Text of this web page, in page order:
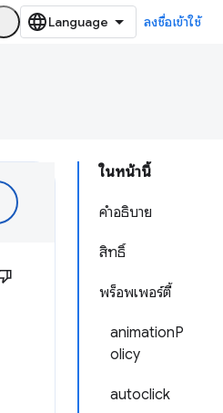
ลงชื่อเข้าใช้
ในหน้านี้
คำอธิบาย
สิทธิ์
พร็อพเพอร์ตี้
animationP
olicy
autoclick